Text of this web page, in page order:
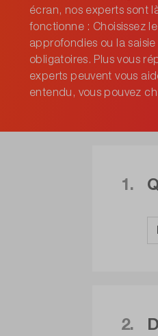
écran, nos experts sont
fonctionne : Choisissez
approfondies ou la
obligatoires. Plus vous
experts peuvent vous
entendu, vous pouvez
1.
2.